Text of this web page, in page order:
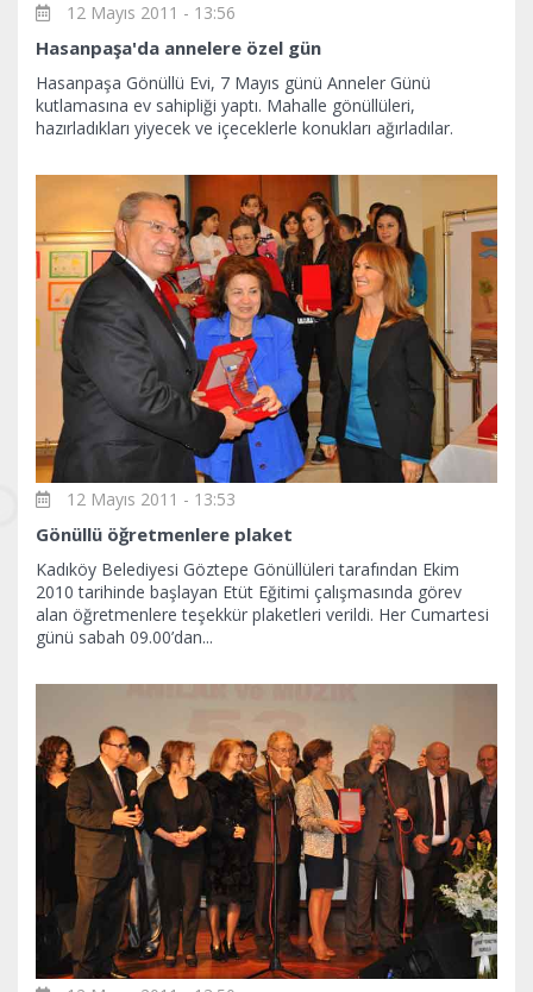
12 Mayıs 2011 - 13:56
Hasanpaşa'da annelere özel gün
Hasanpaşa Gönüllü Evi, 7 Mayıs günü Anneler Günü
kutlamasına ev sahipliği yaptı. Mahalle gönüllüleri,
hazırladıkları yiyecek ve içeceklerle konukları ağırladılar.
12 Mayıs 2011 - 13:53
Gönüllü öğretmenlere plaket
Kadıköy Belediyesi Göztepe Gönüllüleri tarafından Ekim
2010 tarihinde başlayan Etüt Eğitimi çalışmasında görev
alan öğretmenlere teşekkür plaketleri verildi. Her Cumartesi
günü sabah 09.00’dan...